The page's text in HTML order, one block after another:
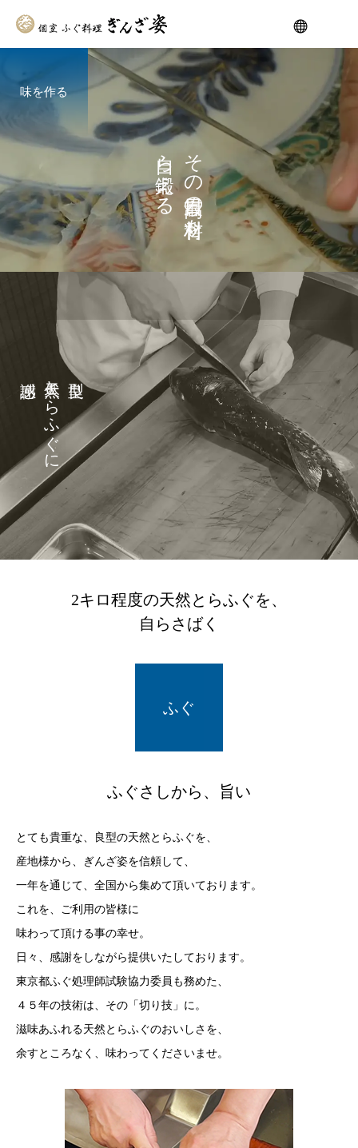
味を作る
その日最高の材料を
自ら鍛える
天然とらふぐに
2キロ程度の天然とらふぐを、
自らさばく
ふぐ
ふぐさしから、旨い
とても貴重な、良型の天然とらふぐを、
産地様から、ぎんざ姿を信頼して、
一年を通じて、全国から集めて頂いております。
これを、ご利用の皆様に
味わって頂ける事の幸せ。
日々、感謝をしながら提供いたしております。
東京都ふぐ処理師試験協力委員も務めた、
４５年の技術は、その「切り技」に。
滋味あふれる天然とらふぐのおいしさを、
余すところなく、味わってくださいませ。